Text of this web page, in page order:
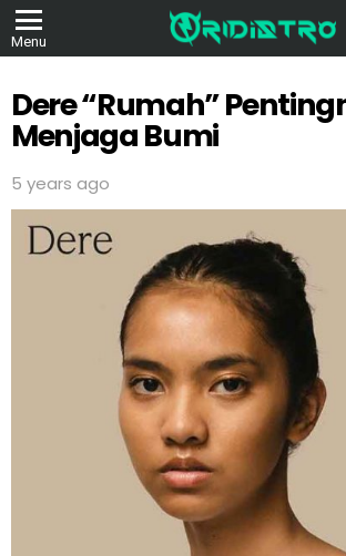
Menu
Dere “Rumah”
Menjaga Bumi
5 years ago